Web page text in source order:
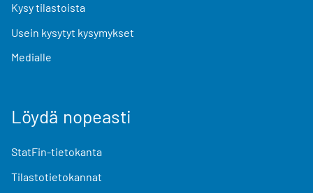
Kysy tilastoista
Usein kysytyt kysymykset
Medialle
Löydä nopeasti
StatFin-tietokanta
Tilastotietokannat